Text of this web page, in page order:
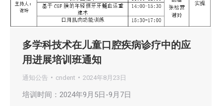
多学科技术在儿童口腔疾病诊疗中的应
用进展培训班通知
通知公告 cndent 2024年8月23日
培训时间：2024年9月5日-9月7日